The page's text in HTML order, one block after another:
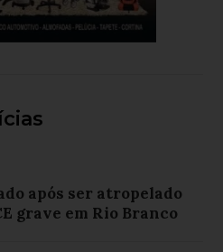
após ser atropelado
grave em Rio Branco